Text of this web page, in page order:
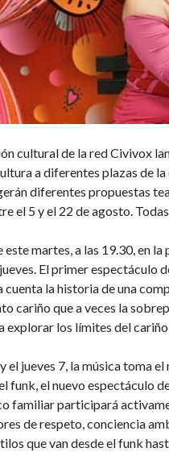
cultural de la red Civivox
a diferentes plazas de
diferentes propuestas
el 5 y el 22 de agosto.
este martes, a las 19.30, en
jueves. El primer
cuenta la historia de una
cariño que a veces la
explorar los límites del
el jueves 7, la música toma
funk, el nuevo espectáculo
familiar participará
de respeto, conciencia
que van desde el funk